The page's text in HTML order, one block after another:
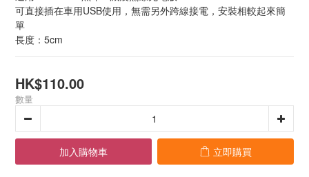
可直接插在車用USB使用，無需另外跨線接電，安裝相較起來簡
單
長度：5cm
HK$110.00
數量
加入購物車 立即購買